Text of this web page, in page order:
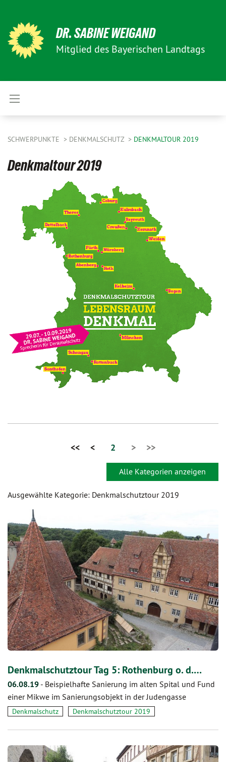
DR. SABINE WEIGAND
Mitglied des Bayerischen Landtags
SCHWERPUNKTE DENKMALSCHUTZ DENKMALTOUR 2019
Denkmaltour 2019
<< < 2 > >>
Alle Kategorien anzeigen
Ausgewählte Kategorie: Denkmalschutztour 2019
Denkmalschutztour Tag 5: Rothenburg o. d.…
06.08.19 - Beispielhafte Sanierung im alten Spital und Fund
einer Mikwe im Sanierungsobjekt in der Judengasse
Denkmalschutz Denkmalschutztour 2019